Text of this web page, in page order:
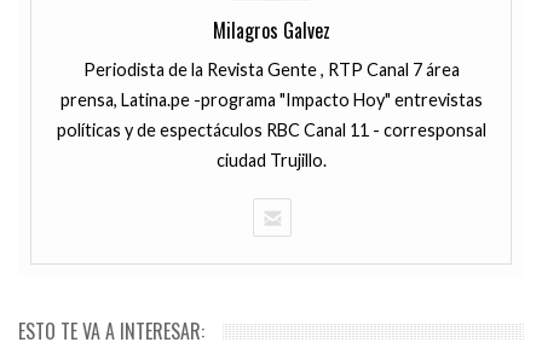
Milagros Galvez
Periodista de la Revista Gente , RTP Canal 7 área
prensa, Latina.pe -programa "Impacto Hoy" entrevistas
políticas y de espectáculos RBC Canal 11 - corresponsal
ciudad Trujillo.
ESTO TE VA A INTERESAR: